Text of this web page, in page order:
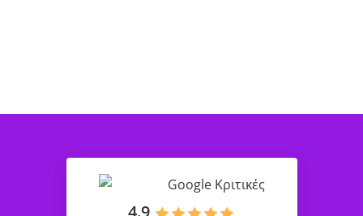
Google Κριτικές